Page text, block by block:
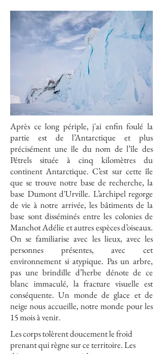
Après ce long périple, j'ai enfin foulé la
partie est de l’Antarctique et plus
précisément une île du nom de l’île des
Pétrels située à cinq kilomètres du
continent Antarctique. C’est sur cette île
que se trouve notre base de recherche, la
base Dumont d'Urville. L’archipel regorge
de vie à notre arrivée, les bâtiments de la
base sont disséminés entre les colonies de
Manchot Adélie et autres espèces d’oiseaux.
On se familiarise avec les lieux, avec les
personnes présentes, avec cet
environnement si atypique. Pas un arbre,
pas une brindille d’herbe dénote de ce
blanc immaculé, la fracture visuelle est
conséquente. Un monde de glace et de
neige nous accueille, notre monde pour les
15 mois à venir.
Les corps tolèrent doucement le froid
prenant qui règne sur ce territoire. Les